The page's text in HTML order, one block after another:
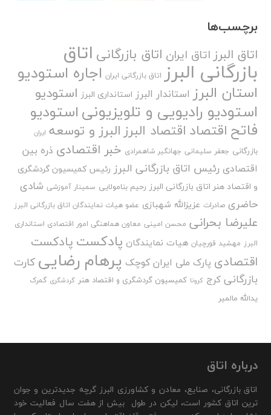
برچسب‌ها
اتاق البرزاتاق ایران اتاق بازرگانی اتاق
بازرگانی البرز اتاق بازرگانی ایران اجاره استودیو
استان البرز استاندار البرز استانداری البرز استودیو
استودیو رادیویی و تلویزیونیاستودیو
فاتح اقتصاد اقتصاد البرزالبرز و توسعه ایران
بازرگانی جعفر سلیمانی جهانگیر شاهمرادی خبر اقتصادی ذره بین
اقتصادی رئیس اتاق بازرگانی البرز رئیس کمیسیون گردشگری
و اقتصاد هنر اتاق بازرگانی البرز رحیم بنامولایی سمینار آموزشی شادی
حاضری صادرات عزیزالله شهبازی عضو هیات نمایندگان اتاق بازرگانی البرز
علیرضا بحرانی محسن امینی معاون هماهنگی امور اقتصادی استانداری
البرز مهشید قورچیان هیات نمایندگان پادکست پادکست
اقتصادی پارک ملی ایران کوچک پرهام رضایی کارت
بازرگانی کرج کرونا کمیسیون گردشگری و اقتصاد هنر گردشگری گمرک
یدالله مالمیر
درباره اتاق
اتاق بازرگانی، صنایع، معادن و کشاورزی البرز گرچه جدیدترین و جوان
ترین اتاق کشور است، لیکن در طول بیش از هفت سال فعالیت خود